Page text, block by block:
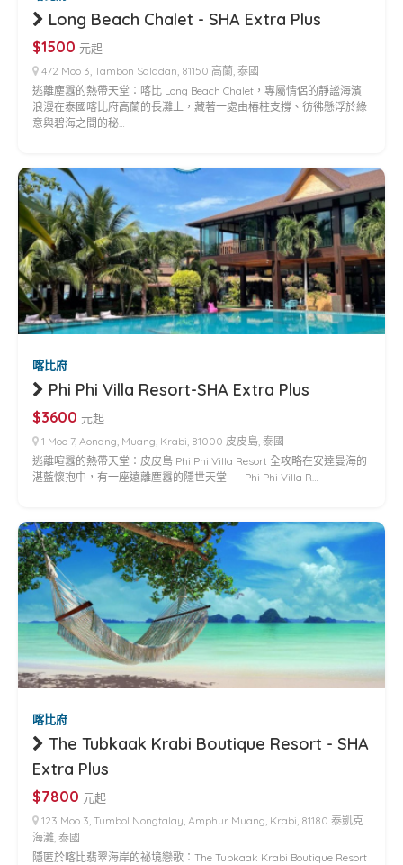
Long Beach Chalet - SHA Extra Plus
$1500 元起
472 Moo 3, Tambon Saladan, 81150 高蘭, 泰國
逃離塵囂的熱帶天堂：喀比 Long Beach Chalet，專屬情侶的靜謐海濱
浪漫在泰國喀比府高蘭的長灘上，藏著一處由樁柱支撐、彷彿懸浮於綠
意與碧海之間的秘…
喀比府
Phi Phi Villa Resort-SHA Extra Plus
$3600 元起
1 Moo 7, Aonang, Muang, Krabi, 81000 皮皮島, 泰國
逃離喧囂的熱帶天堂：皮皮島 Phi Phi Villa Resort 全攻略在安達曼海的
湛藍懷抱中，有一座遠離塵囂的隱世天堂——Phi Phi Villa R…
喀比府
The Tubkaak Krabi Boutique Resort - SHA
Extra Plus
$7800 元起
123 Moo 3, Tumbol Nongtalay, Amphur Muang, Krabi, 81180 泰凱克
海灘, 泰國
隱匿於喀比翡翠海岸的祕境戀歌：The Tubkaak Krabi Boutique Resort